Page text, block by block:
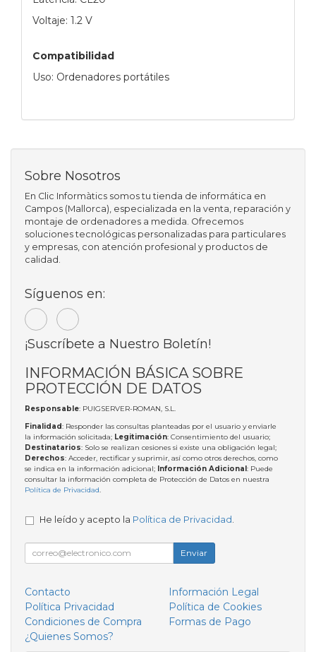
Voltaje: 1.2 V
Compatibilidad
Uso: Ordenadores portátiles
Sobre Nosotros
En Clic Informàtics somos tu tienda de informática en
Campos (Mallorca), especializada en la venta, reparación y
montaje de ordenadores a medida. Ofrecemos
soluciones tecnológicas personalizadas para particulares
y empresas, con atención profesional y productos de
calidad.
Síguenos en:
¡Suscríbete a Nuestro Boletín!
INFORMACIÓN BÁSICA SOBRE
PROTECCIÓN DE DATOS
Responsable: PUIGSERVER-ROMAN, S.L.
Finalidad: Responder las consultas planteadas por el usuario y enviarle
la información solicitada; Legitimación: Consentimiento del usuario;
Destinatarios: Solo se realizan cesiones si existe una obligación legal;
Derechos: Acceder, rectificar y suprimir, así como otros derechos, como
se indica en la información adicional; Información Adicional: Puede
consultar la información completa de Protección de Datos en nuestra
Política de Privacidad.
He leído y acepto la Política de Privacidad
Enviar
Contacto
Información Legal
Política Privacidad
Política de Cookies
Condiciones de Compra
Formas de Pago
¿Quienes Somos?